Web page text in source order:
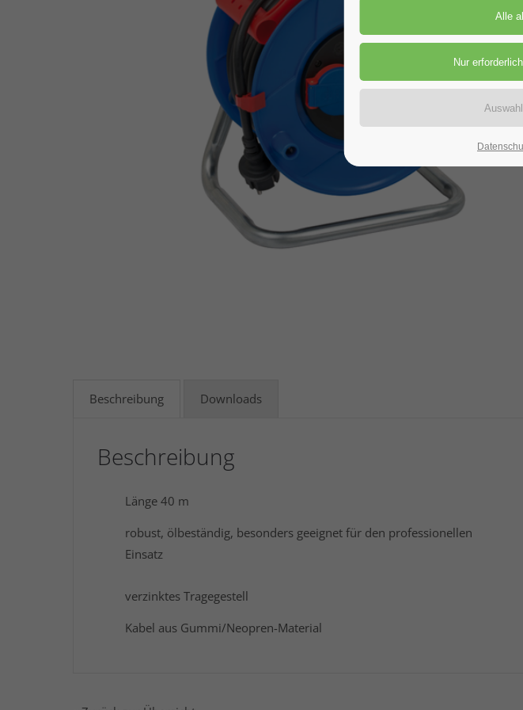
Beschreibung Downloads
Beschreibung
Länge 40 m
robust, ölbeständig, besonders geeignet für den professionellen
Einsatz
verzinktes Tragegestell
Kabel aus Gummi/Neopren-Material